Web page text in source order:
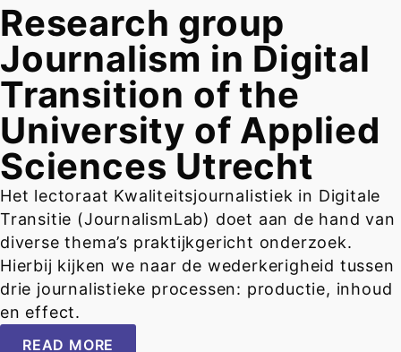
Research group
Journalism in Digital
Transition of the
University of Applied
Sciences Utrecht
Het lectoraat Kwaliteitsjournalistiek in Digitale
Transitie (JournalismLab) doet aan de hand van
diverse thema’s praktijkgericht onderzoek.
Hierbij kijken we naar de wederkerigheid tussen
drie journalistieke processen: productie, inhoud
en effect.
READ MORE